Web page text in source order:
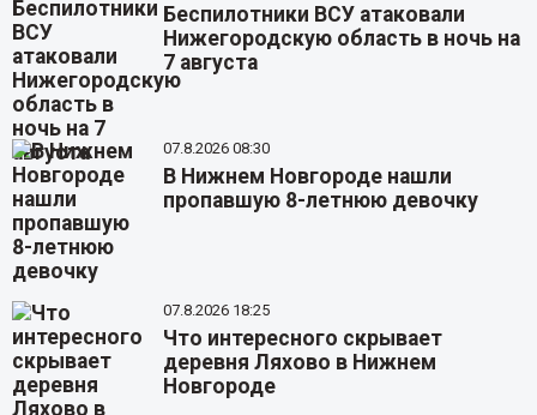
Беспилотники ВСУ атаковали
Нижегородскую область в ночь на
7 августа
07.8.2026 08:30
В Нижнем Новгороде нашли
пропавшую 8-летнюю девочку
07.8.2026 18:25
Что интересного скрывает
деревня Ляхово в Нижнем
Новгороде